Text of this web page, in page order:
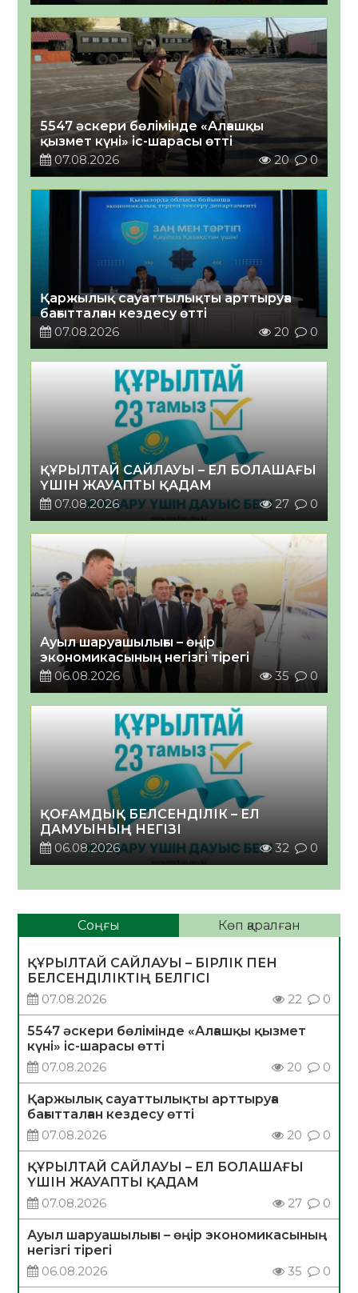
5547 әскери бөлімінде «Алғашқы
қызмет күні» іс-шарасы өтті
07.08.2026
20 0
Қаржылық сауаттылықты арттыруға
бағытталған кездесу өтті
07.08.2026
20 0
ҚҰРЫЛТАЙ САЙЛАУЫ – ЕЛ БОЛАШАҒЫ
ҮШІН ЖАУАПТЫ ҚАДАМ
07.08.2026
27 0
Ауыл шаруашылығы – өңір
экономикасының негізгі тірегі
06.08.2026
35 0
ҚОҒАМДЫҚ БЕЛСЕНДІЛІК – ЕЛ
ДАМУЫНЫҢ НЕГІЗІ
06.08.2026
32 0
Соңғы Көп қаралған
ҚҰРЫЛТАЙ САЙЛАУЫ – БІРЛІК ПЕН
БЕЛСЕНДІЛІКТІҢ БЕЛГІСІ
07.08.2026
22 0
5547 әскери бөлімінде «Алғашқы қызмет
күні» іс-шарасы өтті
07.08.2026
20 0
Қаржылық сауаттылықты арттыруға
бағытталған кездесу өтті
07.08.2026
20 0
ҚҰРЫЛТАЙ САЙЛАУЫ – ЕЛ БОЛАШАҒЫ
ҮШІН ЖАУАПТЫ ҚАДАМ
07.08.2026
27 0
Ауыл шаруашылығы – өңір экономикасының
негізгі тірегі
06.08.2026
35 0